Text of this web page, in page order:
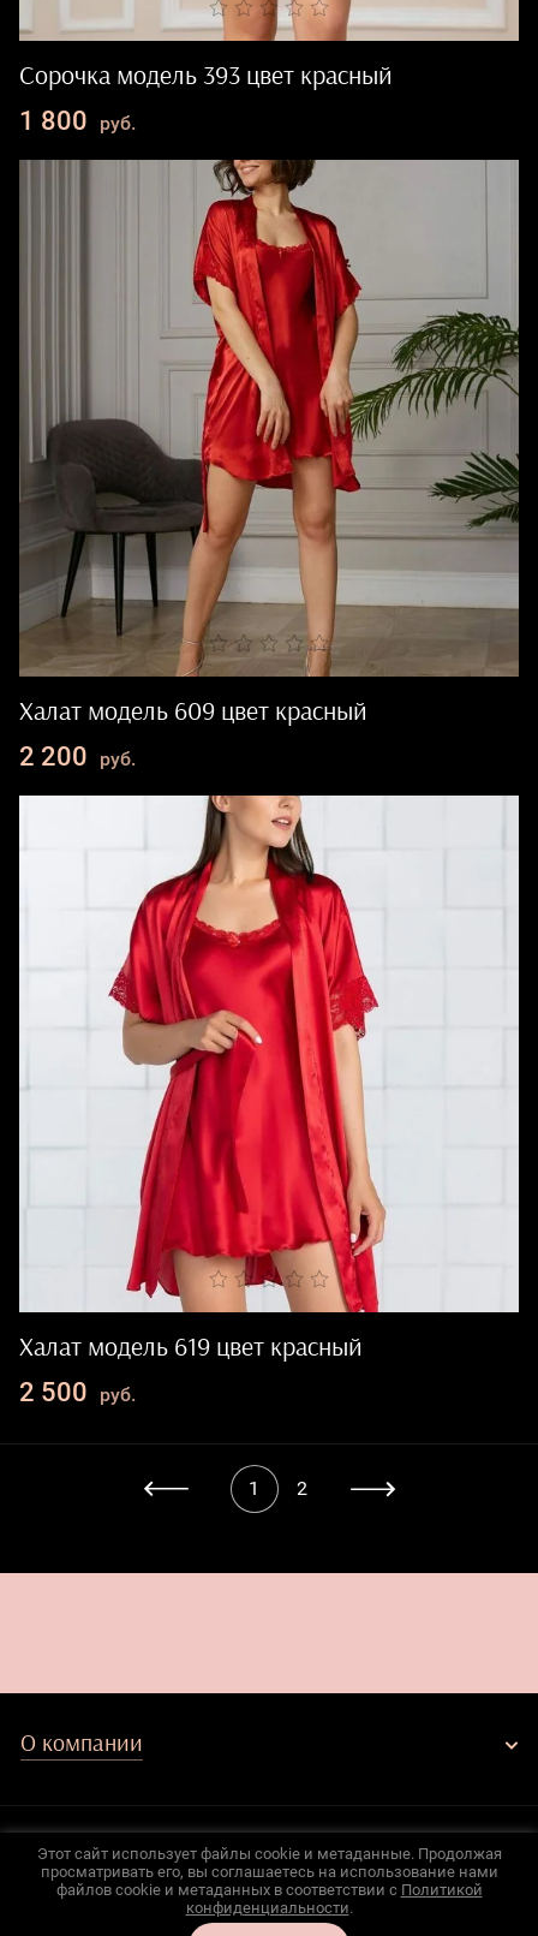
Сорочка модель 393 цвет красный
1 800 руб.
Халат модель 609 цвет красный
2 200 руб.
Халат модель 619 цвет красный
2 500 руб.
1 2
О компании
© 2022 - 2026 Felisse
Политика конфиденциальности
Разработка сайтов
Этот сайт использует файлы cookie и метаданные. Продолжая
просматривать его, вы соглашаетесь на использование нами
файлов cookie и метаданных в соответствии с Политикой
конфиденциальности.